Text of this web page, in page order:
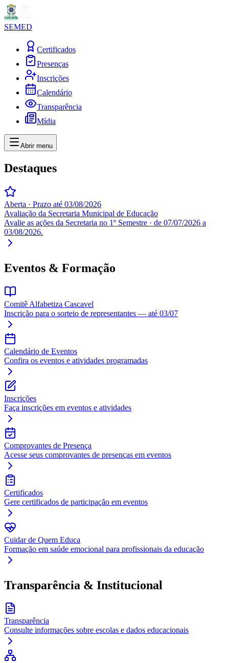
SEMED
Certificados
Presenças
Inscrições
Calendário
Transparência
Mídia
Abrir menu
Destaques
Aberta · Prazo até 03/08/2026
Avaliação da Secretaria Municipal de Educação
Avalie as ações da Secretaria no 1º Semestre · de 07/07/2026 a
03/08/2026.
Eventos & Formação
Comitê Alfabetiza Cascavel
Inscrição para o sorteio de representantes — até 03/07
Calendário de Eventos
Confira os eventos e atividades programadas
Inscrições
Faça inscrições em eventos e atividades
Comprovantes de Presença
Acesse seus comprovantes de presenças em eventos
Certificados
Gere certificados de participação em eventos
Cuidar de Quem Educa
Formação em saúde emocional para profissionais da educação
Transparência & Institucional
Transparência
Consulte informações sobre escolas e dados educacionais